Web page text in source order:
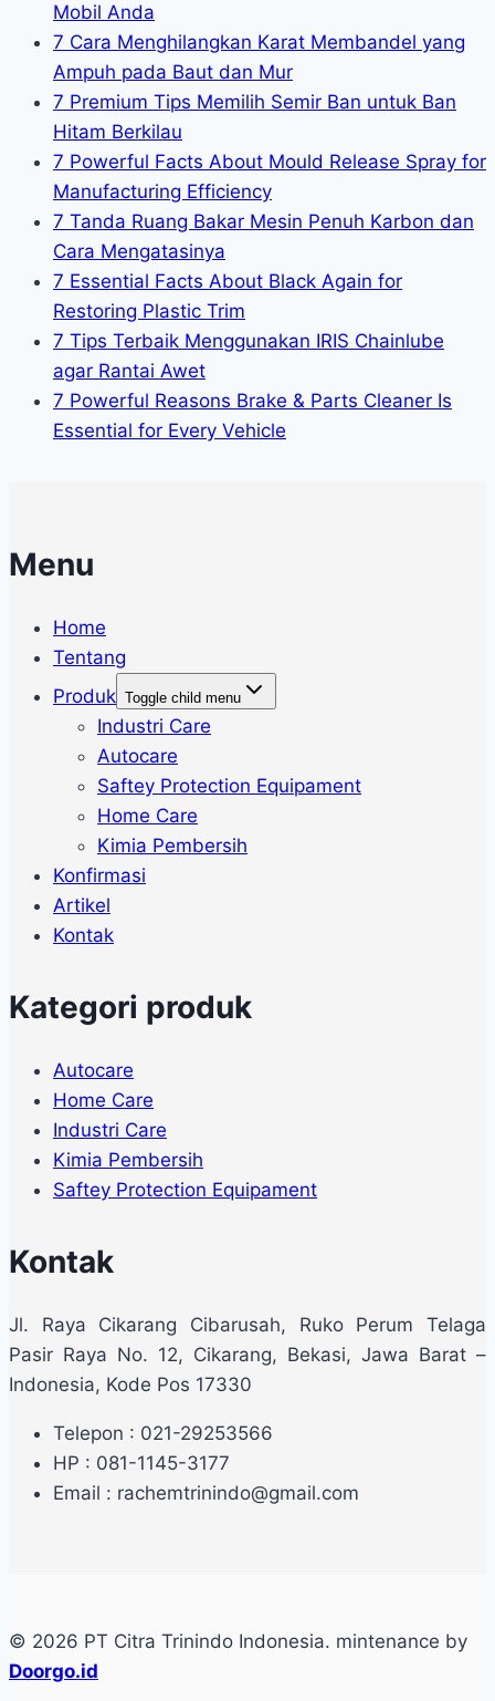
Mobil Anda
7 Cara Menghilangkan Karat Membandel yang
Ampuh pada Baut dan Mur
7 Premium Tips Memilih Semir Ban untuk Ban
Hitam Berkilau
7 Powerful Facts About Mould Release Spray for
Manufacturing Efficiency
7 Tanda Ruang Bakar Mesin Penuh Karbon dan
Cara Mengatasinya
7 Essential Facts About Black Again for
Restoring Plastic Trim
7 Tips Terbaik Menggunakan IRIS Chainlube
agar Rantai Awet
7 Powerful Reasons Brake & Parts Cleaner Is
Essential for Every Vehicle
Menu
Home
Tentang
Produk Toggle child menu
Industri Care
Autocare
Saftey Protection Equipament
Home Care
Kimia Pembersih
Konfirmasi
Artikel
Kontak
Kategori produk
Autocare
Home Care
Industri Care
Kimia Pembersih
Saftey Protection Equipament
Kontak
Jl. Raya Cikarang Cibarusah, Ruko Perum Telaga
Pasir Raya No. 12, Cikarang, Bekasi, Jawa Barat –
Indonesia, Kode Pos 17330
Telepon : 021-29253566
HP : 081-1145-3177
Email : rachemtrinindo@gmail.com
© 2026 PT Citra Trinindo Indonesia. mintenance by
Doorgo.id